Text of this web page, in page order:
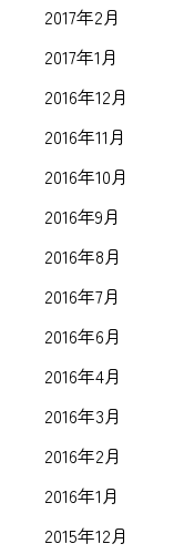
2017年2月
2017年1月
2016年12月
2016年11月
2016年10月
2016年9月
2016年8月
2016年7月
2016年6月
2016年4月
2016年3月
2016年2月
2016年1月
2015年12月